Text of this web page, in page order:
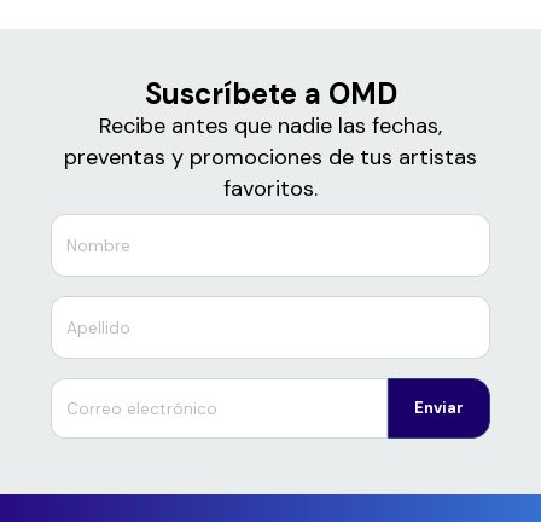
Suscríbete a OMD
Recibe antes que nadie las fechas,
preventas y promociones de tus artistas
favoritos.
Enviar